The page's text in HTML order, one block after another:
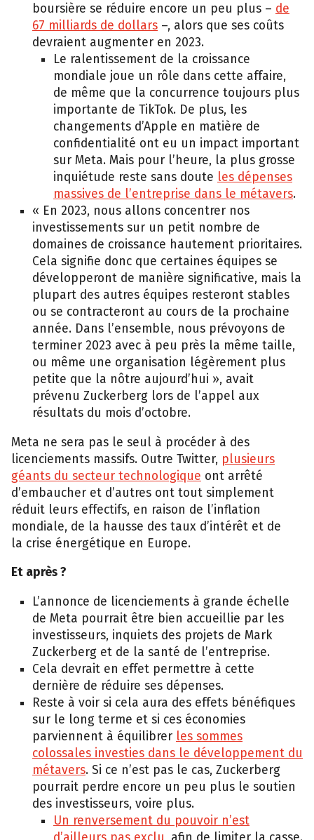
boursière se réduire encore un peu plus – de
67 milliards de dollars –, alors que ses coûts
devraient augmenter en 2023.
Le ralentissement de la croissance
mondiale joue un rôle dans cette affaire,
de même que la concurrence toujours plus
importante de TikTok. De plus, les
changements d’Apple en matière de
confidentialité ont eu un impact important
sur Meta. Mais pour l’heure, la plus grosse
inquiétude reste sans doute les dépenses
massives de l’entreprise dans le métavers.
« En 2023, nous allons concentrer nos
investissements sur un petit nombre de
domaines de croissance hautement prioritaires.
Cela signifie donc que certaines équipes se
développeront de manière significative, mais la
plupart des autres équipes resteront stables
ou se contracteront au cours de la prochaine
année. Dans l’ensemble, nous prévoyons de
terminer 2023 avec à peu près la même taille,
ou même une organisation légèrement plus
petite que la nôtre aujourd’hui », avait
prévenu Zuckerberg lors de l’appel aux
résultats du mois d’octobre.
Meta ne sera pas le seul à procéder à des
licenciements massifs. Outre Twitter, plusieurs
géants du secteur technologique ont arrêté
d’embaucher et d’autres ont tout simplement
réduit leurs effectifs, en raison de l’inflation
mondiale, de la hausse des taux d’intérêt et de
la crise énergétique en Europe.
Et après ?
L’annonce de licenciements à grande échelle
de Meta pourrait être bien accueillie par les
investisseurs, inquiets des projets de Mark
Zuckerberg et de la santé de l’entreprise.
Cela devrait en effet permettre à cette
dernière de réduire ses dépenses.
Reste à voir si cela aura des effets bénéfiques
sur le long terme et si ces économies
parviennent à équilibrer les sommes
colossales investies dans le développement du
métavers. Si ce n’est pas le cas, Zuckerberg
pourrait perdre encore un peu plus le soutien
des investisseurs, voire plus.
Un renversement du pouvoir n’est